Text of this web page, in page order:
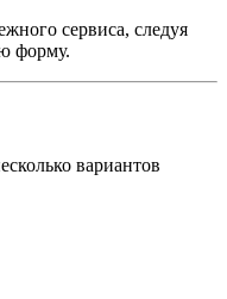
сервиса, следуя
форму.
вариантов